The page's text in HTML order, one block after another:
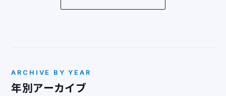
ARCHIVE BY YEAR
年別アーカイブ